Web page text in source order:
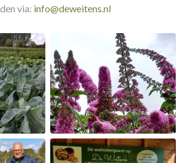
via: info@deweitens.nl